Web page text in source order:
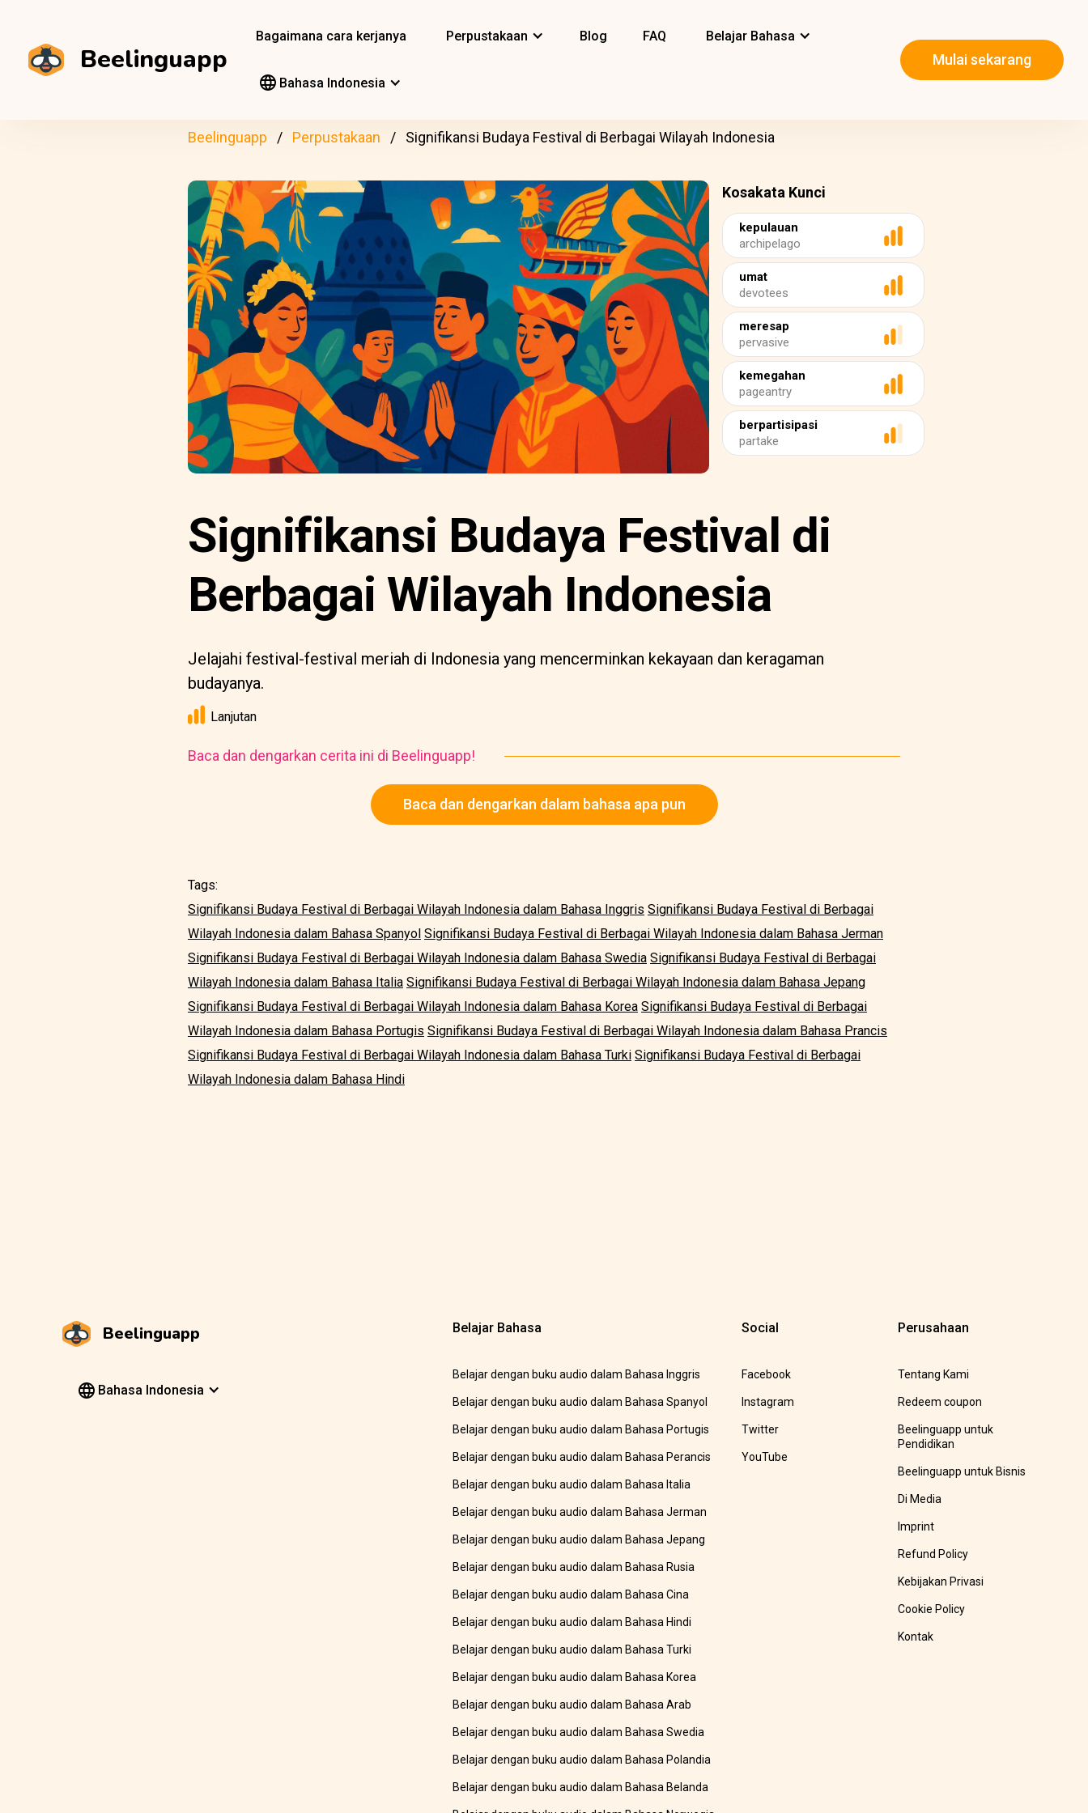
Beelinguapp
Bagaimana cara kerjanya Perpustakaan Blog FAQ Belajar Bahasa
Bahasa Indonesia
Mulai sekarang
Beelinguapp Perpustakaan Signifikansi Budaya Festival di Berbagai Wilayah Indonesia
Kosakata Kunci
kepulauan
archipelago
umat
devotees
meresap
pervasive
kemegahan
pageantry
berpartisipasi
partake
Signifikansi Budaya Festival di
Berbagai Wilayah Indonesia
Jelajahi festival-festival meriah di Indonesia yang mencerminkan kekayaan dan keragaman
budayanya.
Lanjutan
Baca dan dengarkan cerita ini di Beelinguapp!
Baca dan dengarkan dalam bahasa apa pun
Tags:
Signifikansi Budaya Festival di Berbagai Wilayah Indonesia dalam Bahasa Inggris Signifikansi Budaya Festival di Berbagai
Wilayah Indonesia dalam Bahasa Spanyol Signifikansi Budaya Festival di Berbagai Wilayah Indonesia dalam Bahasa Jerman
Signifikansi Budaya Festival di Berbagai Wilayah Indonesia dalam Bahasa Swedia Signifikansi Budaya Festival di Berbagai
Wilayah Indonesia dalam Bahasa Italia Signifikansi Budaya Festival di Berbagai Wilayah Indonesia dalam Bahasa Jepang
Signifikansi Budaya Festival di Berbagai Wilayah Indonesia dalam Bahasa Korea Signifikansi Budaya Festival di Berbagai
Wilayah Indonesia dalam Bahasa Portugis Signifikansi Budaya Festival di Berbagai Wilayah Indonesia dalam Bahasa Prancis
Signifikansi Budaya Festival di Berbagai Wilayah Indonesia dalam Bahasa Turki Signifikansi Budaya Festival di Berbagai
Wilayah Indonesia dalam Bahasa Hindi
Beelinguapp
Bahasa Indonesia
Belajar Bahasa
Belajar dengan buku audio dalam Bahasa Inggris
Belajar dengan buku audio dalam Bahasa Spanyol
Belajar dengan buku audio dalam Bahasa Portugis
Belajar dengan buku audio dalam Bahasa Perancis
Belajar dengan buku audio dalam Bahasa Italia
Belajar dengan buku audio dalam Bahasa Jerman
Belajar dengan buku audio dalam Bahasa Jepang
Belajar dengan buku audio dalam Bahasa Rusia
Belajar dengan buku audio dalam Bahasa Cina
Belajar dengan buku audio dalam Bahasa Hindi
Belajar dengan buku audio dalam Bahasa Turki
Belajar dengan buku audio dalam Bahasa Korea
Belajar dengan buku audio dalam Bahasa Arab
Belajar dengan buku audio dalam Bahasa Swedia
Belajar dengan buku audio dalam Bahasa Polandia
Belajar dengan buku audio dalam Bahasa Belanda
Social
Facebook
Instagram
Twitter
YouTube
Perusahaan
Tentang Kami
Redeem coupon
Beelinguapp untuk
Pendidikan
Beelinguapp untuk Bisnis
Di Media
Imprint
Refund Policy
Kebijakan Privasi
Cookie Policy
Kontak